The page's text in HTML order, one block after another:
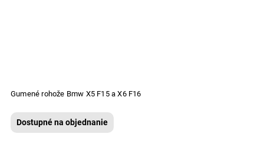
Gumené rohože Bmw X5 F15 a X6 F16
Dostupné na objednanie